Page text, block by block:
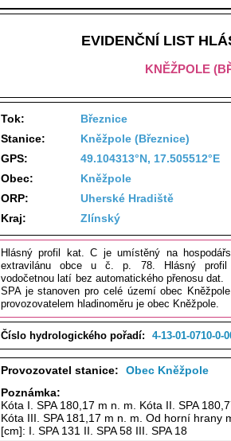
EVIDENČNÍ LIST
KNĚŽPOLE
Tok:
Březnice
Stanice:
Kněžpole (Březnice)
GPS:
49.104313°N, 17.505512°E
Obec:
Kněžpole
ORP:
Uherské Hradiště
Kraj:
Zlínský
Hlásný profil kat. C je umístěný na
extravilánu obce u č. p. 78. Hlásný profil
vodočetnou latí bez automatického přenosu dat.
SPA je stanoven pro celé území obec
provozovatelem hladinoměru je obec Kněžpole.
Číslo hydrologického pořadí: 4-13-01-0710-0-
Provozovatel stanice:
Obec Kněžpole
Poznámka:
Kóta I. SPA 180,17 m n. m. Kóta II. SPA
Kóta III. SPA 181,17 m n. m. Od horní hrany
[cm]: I. SPA 131 II. SPA 58 III. SPA 18